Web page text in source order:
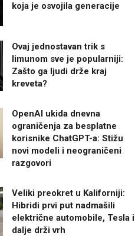
koja je osvojila generacije
Ovaj jednostavan trik s
limunom sve je popularniji:
Zašto ga ljudi drže kraj
kreveta?
OpenAI ukida dnevna
ograničenja za besplatne
korisnike ChatGPT-a: Stižu
novi modeli i neograničeni
razgovori
Veliki preokret u Kaliforniji:
Hibridi prvi put nadmašili
električne automobile, Tesla i
dalje drži vrh